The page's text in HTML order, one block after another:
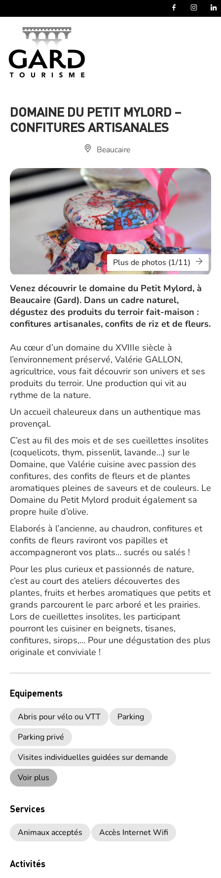
DOMAINE DU PETIT MYLORD –
CONFITURES ARTISANALES
Beaucaire
Plus de photos (1/11)
Venez découvrir le domaine du Petit Mylord, à
Beaucaire (Gard). Dans un cadre naturel,
dégustez des produits du terroir fait-maison :
confitures artisanales, confits de riz et de fleurs.
Au cœur d’un domaine du XVIIIe siècle à
l’environnement préservé, Valérie GALLON,
agricultrice, vous fait découvrir son univers et ses
produits du terroir. Une production qui vit au
rythme de la nature.
Un accueil chaleureux dans un authentique mas
provençal.
C’est au fil des mois et de ses cueillettes insolites
(coquelicots, thym, pissenlit, lavande…) sur le
Domaine, que Valérie cuisine avec passion des
confitures, des confits de fleurs et de plantes
aromatiques pleines de saveurs et de couleurs. Le
Domaine du Petit Mylord produit également sa
propre huile d’olive.
Elaborés à l’ancienne, au chaudron, confitures et
confits de fleurs raviront vos papilles et
accompagneront vos plats… sucrés ou salés !
Pour les plus curieux et passionnés de nature,
c’est au court des ateliers découvertes des
plantes, fruits et herbes aromatiques que petits et
grands parcourent le parc arboré et les prairies.
Lors de cueillettes insolites, les participant
pourront les cuisiner en beignets, tisanes,
confitures, sirops,… Pour une dégustation des plus
originale et conviviale !
Equipements
Abris pour vélo ou VTT
Parking
Parking privé
Visites individuelles guidées sur demande
Voir plus
Services
Animaux acceptés Accès Internet Wifi
Activités